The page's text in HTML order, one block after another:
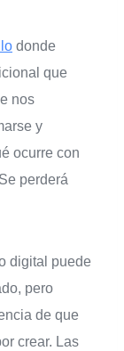
donde
que
nos
y
ocurre con
perderá
digital puede
pero
de que
crear. Las